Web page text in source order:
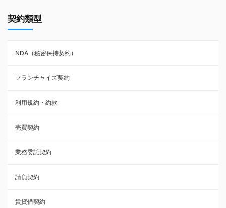
NDA（秘密保持契約）
業務委託契約
利用規約・約款
覚書・合意書・同意書
承諾書
雇用契約
その他契約・書面
売買契約
契約類型
NDA（秘密保持契約）
フランチャイズ契約
利用規約・約款
売買契約
業務委託契約
請負契約
賃貸借契約